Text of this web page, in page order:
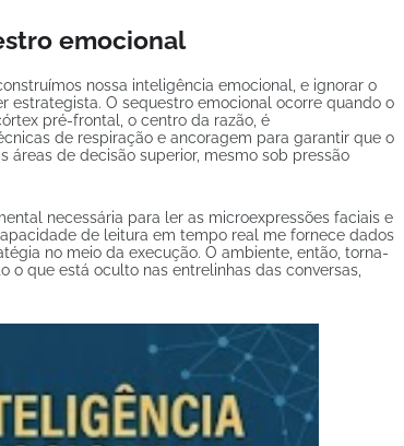
emocional
nossa inteligência emocional, e ignorar o
O sequestro emocional ocorre quando o
pré-frontal, o centro da razão, é
de respiração e ancoragem para garantir que o
de decisão superior, mesmo sob pressão
necessária para ler as microexpressões faciais e
de leitura em tempo real me fornece dados
no meio da execução. O ambiente, então, torna-
o que está oculto nas entrelinhas das conversas,